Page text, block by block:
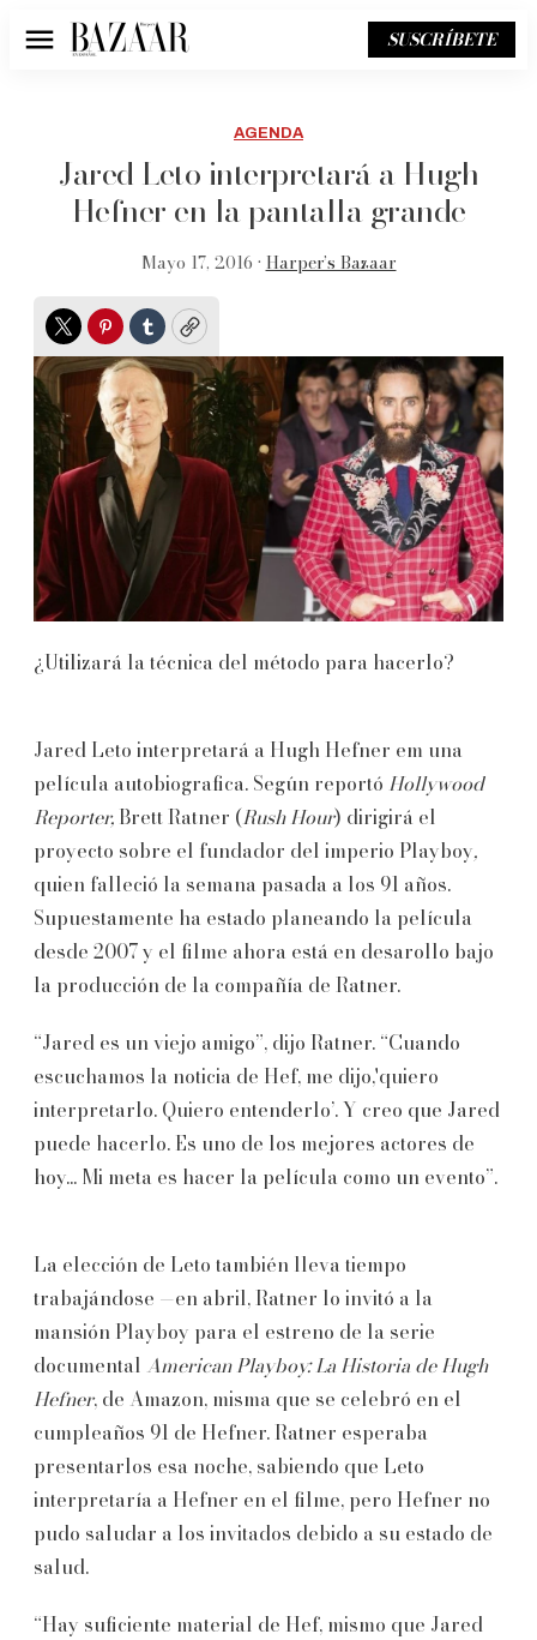
Menú SUSCRÍBETE
AGENDA
Jared Leto interpretará a Hugh
Hefner en la pantalla grande
Mayo 17, 2016 • Harper’s Bazaar
TwitterPinterest
TumblrCopy
¿Utilizará la técnica del método para hacerlo?
Jared Leto interpretará a Hugh Hefner em una
película autobiografica. Según reportó Hollywood
Reporter, Brett Ratner (Rush Hour) dirigirá el
proyecto sobre el fundador del imperio Playboy,
quien falleció la semana pasada a los 91 años.
Supuestamente ha estado planeando la película
desde 2007 y el filme ahora está en desarollo bajo
la producción de la compañía de Ratner.
“Jared es un viejo amigo”, dijo Ratner. “Cuando
escuchamos la noticia de Hef, me dijo,'quiero
interpretarlo. Quiero entenderlo’. Y creo que Jared
puede hacerlo. Es uno de los mejores actores de
hoy... Mi meta es hacer la película como un evento”.
La elección de Leto también lleva tiempo
trabajándose —en abril, Ratner lo invitó a la
mansión Playboy para el estreno de la serie
documental American Playboy: La Historia de Hugh
Hefner, de Amazon, misma que se celebró en el
cumpleaños 91 de Hefner. Ratner esperaba
presentarlos esa noche, sabiendo que Leto
interpretaría a Hefner en el filme, pero Hefner no
pudo saludar a los invitados debido a su estado de
salud.
“Hay suficiente material de Hef, mismo que Jared